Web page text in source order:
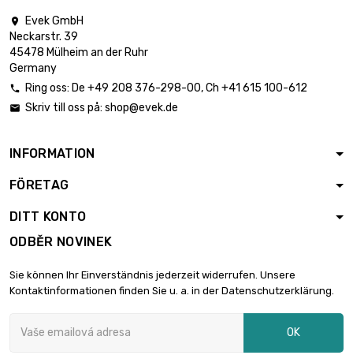

Evek GmbH
Neckarstr. 39
45478 Mülheim an der Ruhr
Germany
 Ring oss: De +49 208 376-298-00, Ch +41 615 100-612
 Skriv till oss på: shop@evek.de
INFORMATION
FÖRETAG
DITT KONTO
ODBĚR NOVINEK
Sie können Ihr Einverständnis jederzeit widerrufen. Unsere
Kontaktinformationen finden Sie u. a. in der Datenschutzerklärung.
OK